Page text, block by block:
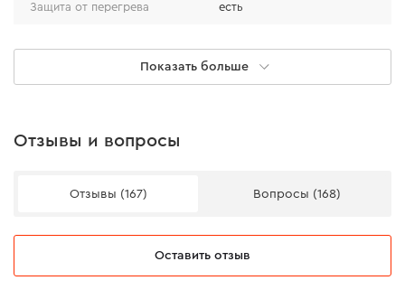
Защита от перегрева есть
нет
(без АКБ и ЗУ)
Показать больше
Отзывы и вопросы
Отзывы (167) Вопросы (168)
Оставить отзыв